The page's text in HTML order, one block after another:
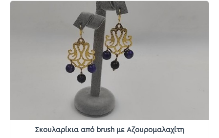
Σκουλαρίκια από brush με Αζουρομαλαχίτη